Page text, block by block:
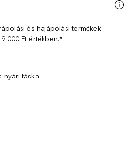
és hajápolási termékek
000 Ft értékben.*
nyári táska